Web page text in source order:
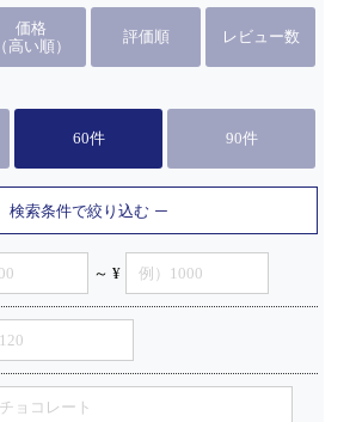
価格
（高い順）
評価順 レビュー数
60件 90件
検索条件で絞り込む
～ ¥